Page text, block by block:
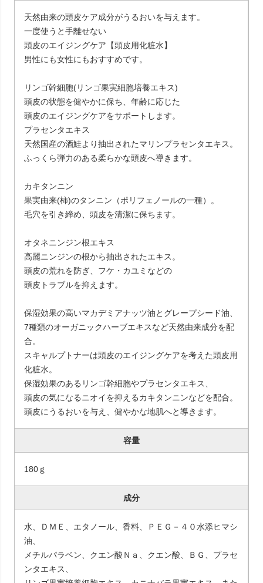
天然由来の頭皮ケア成分がうるおいを与えます。
一度使うと手離せない
頭皮のエイジングケア【頭皮用化粧水】
男性にも女性にもおすすめです。
リンゴ幹細胞(リンゴ果実細胞培養エキス)
頭皮の状態を健やかに保ち、年齢に応じた
頭皮のエイジングケアをサポートします。
プラセンタエキス
天然国産の酒鮭より抽出されたマリンプラセンタエキス。
ふっくら弾力のある柔らかな頭皮へ導きます。
カキタンニン
果実由来(柿)のタンニン（ポリフェノールの一種）。
毛穴を引き締め、頭皮を清潔に保ちます。
オタネニンジン根エキス
高麗ニンジンの根から抽出されたエキス。
頭皮の荒れを防ぎ、フケ・カユミなどの
頭皮トラブルを抑えます。
保湿効果の高いマカデミアナッツ油とグレープシード油、
7種類のオーガニックハーブエキスなど天然由来成分を配
合。
スキャルプトナーは頭皮のエイジングケアを考えた頭皮用
化粧水。
保湿効果のあるリンゴ幹細胞やプラセンタエキス、
頭皮の気になるニオイを抑えるカキタンニンなどを配合。
頭皮にうるおいを与え、健やかな地肌へと導きます。
容量
180ｇ
成分
水、ＤＭＥ、エタノール、香料、ＰＥＧ－４０水添ヒマシ
油、
メチルパラベン、クエン酸Ｎａ、クエン酸、ＢＧ、プラセ
ンタエキス、